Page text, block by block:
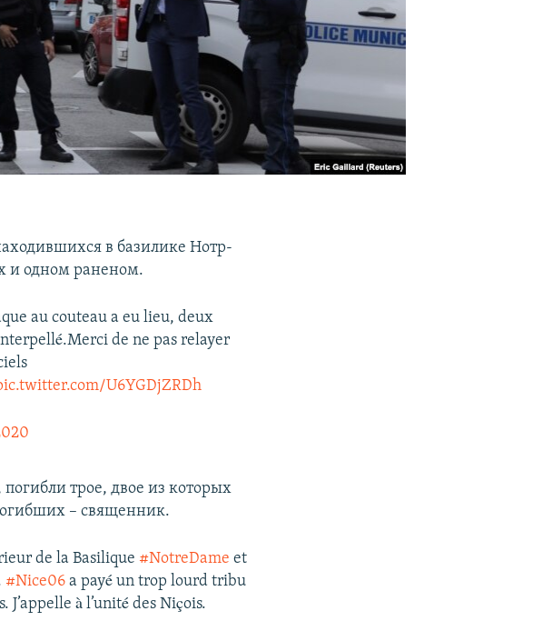
в базилике Нотр-
и одном раненом.
au couteau a eu lieu, deux
de ne pas relayer
U6YGDjZRDh
трое, двое из которых
– священник.
de la Basilique #NotreDame et
#Nice06 a payé un trop lourd tribu
à l’unité des Niçois.